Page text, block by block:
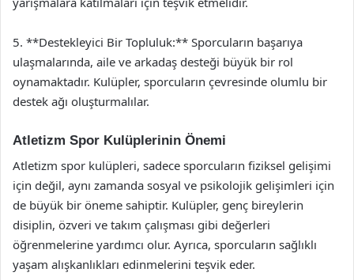
5. **Destekleyici Bir Topluluk:** Sporcuların başarıya
ulaşmalarında, aile ve arkadaş desteği büyük bir rol
oynamaktadır. Kulüpler, sporcuların çevresinde olumlu bir
destek ağı oluşturmalılar.
Atletizm Spor Kulüplerinin Önemi
Atletizm spor kulüpleri, sadece sporcuların fiziksel gelişimi
için değil, aynı zamanda sosyal ve psikolojik gelişimleri için
de büyük bir öneme sahiptir. Kulüpler, genç bireylerin
disiplin, özveri ve takım çalışması gibi değerleri
öğrenmelerine yardımcı olur. Ayrıca, sporcuların sağlıklı
yaşam alışkanlıkları edinmelerini teşvik eder.